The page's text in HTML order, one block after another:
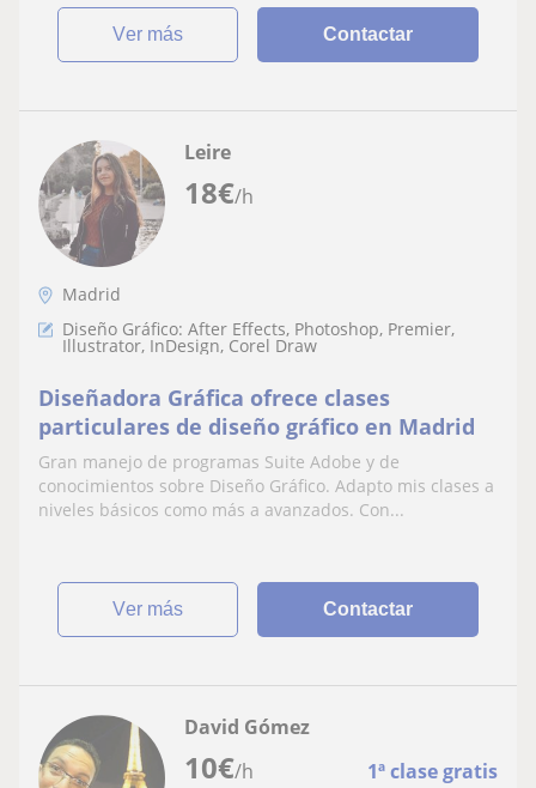
ver más Contactar
18€/h
Leire
Madrid
Diseño Gráfico: After Effects, Photoshop, Premier,
Illustrator, InDesign, Corel Draw
Diseñadora Gráfica ofrece clases
particulares de diseño gráfico en Madrid
Gran manejo de programas Suite Adobe y de
conocimientos sobre Diseño Gráfico. Adapto mis clases a
niveles básicos como más a avanzados. Con...
ver más Contactar
10€/h 1ª clase gratis
David Gómez